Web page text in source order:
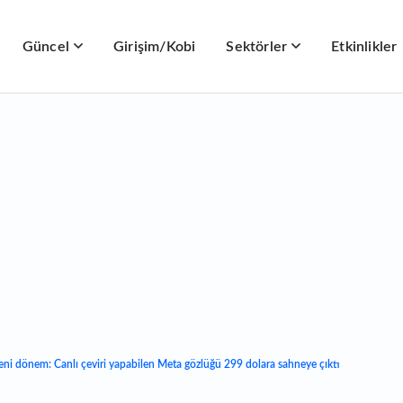
Güncel Girişim/Kobi Sektörler Etkinlikler
dönem: Canlı çeviri yapabilen Meta gözlüğü 299 dolara sahneye çıktı